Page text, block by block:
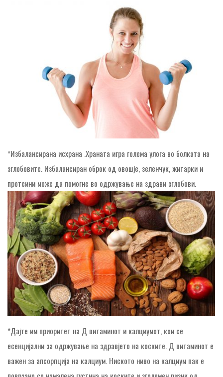
*Избалансирана исхрана .Храната игра голема улога во болката на
зглобовите. Избалансиран оброк од овошје, зеленчук, житарки и
протеини може да помогне во одржување на здрави зглобови.
*Дајте им приоритет на Д витаминот и калциумот, кои се
есенцијални за одржување на здравјето на коските. Д витаминот е
важен за апсорпција на калциум. Ниското ниво на калциум пак е